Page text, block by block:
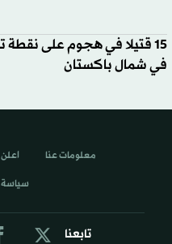
15 قتيلا في هجوم على
في شمال باكستان
تابعنا
معلومات عنا